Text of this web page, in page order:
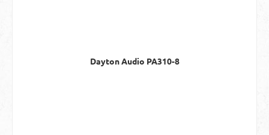
Dayton Audio PA310-8